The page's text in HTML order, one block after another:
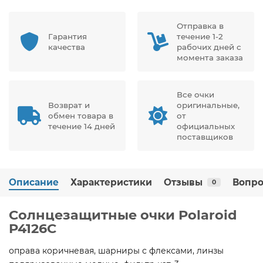
Гарантия
качества
Отправка в
течение 1-2
рабочих дней с
момента заказа
Возврат и
обмен товара в
течение 14 дней
Все очки
оригинальные,
от
официальных
поставщиков
Описание Характеристики Отзывы 0
Солнцезащитные очки Polaroid
P4126C
оправа коричневая, шарниры с флексами, линзы